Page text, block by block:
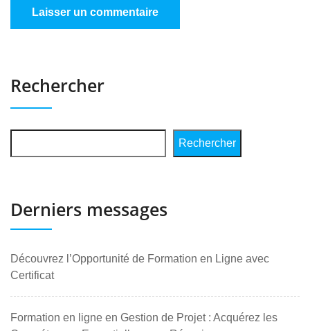
Rechercher
Rechercher
Derniers messages
Découvrez l’Opportunité de Formation en Ligne avec
Certificat
Formation en ligne en Gestion de Projet : Acquérez les